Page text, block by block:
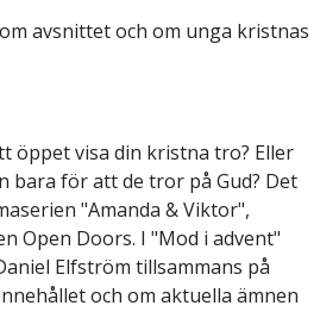
avsnittet och om unga kristnas
öppet visa din kristna tro? Eller
för att de tror på Gud? Det
"Amanda & Viktor",
Open Doors. I "Mod i advent"
Elfström tillsammans på
och om aktuella ämnen